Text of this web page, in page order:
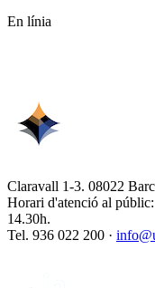
En línia
Claravall 1-3. 08022
Horari d'atenció al
14.30h.
Tel. 936 022 200 ·